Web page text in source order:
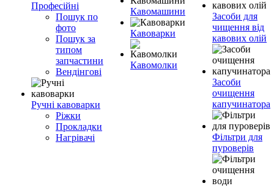
Професійні
Пошук по
фото
Пошук за
типом
запчастини
Вендінгові
Ручні кавоварки
Ріжки
Прокладки
Нагрівачі
Кавомашини
Кавоварки
Кавомолки
Засоби для
чищення від
кавових олій
Засоби
очищення
капучинатора
Фільтри для
пуроверів